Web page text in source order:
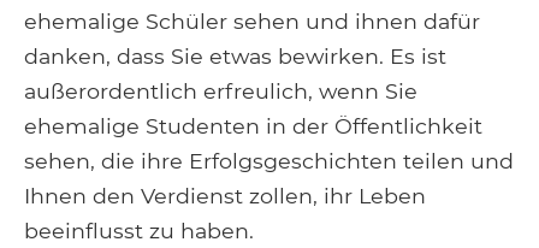
ehemalige Schüler sehen und ihnen dafür
danken, dass Sie etwas bewirken. Es ist
außerordentlich erfreulich, wenn Sie
ehemalige Studenten in der Öffentlichkeit
sehen, die ihre Erfolgsgeschichten teilen und
Ihnen den Verdienst zollen, ihr Leben
beeinflusst zu haben.